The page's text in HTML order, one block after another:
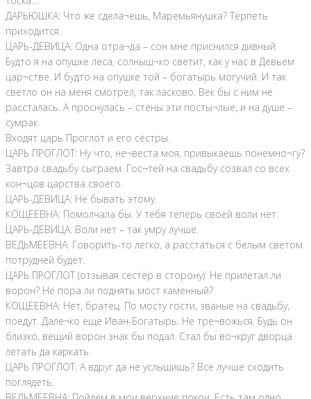
ДАРЬЮШКА: Что же сдела¬ешь, Маремьянушка? Терпеть
приходится.
ЦАРЬ-ДЕВИЦА: Одна отра¬да – сон мне приснился дивный.
Будто я на опушке леса, солныш¬ко светит, как у нас в Девьем
цар¬стве. И будто на опушке той – богатырь могучий. И так
светло он на меня смотрел, так ласково. Век бы с ним не
рассталась. А проснулась – стены эти посты¬лые, и на душе –
сумрак.
Входят царь Проглот и его сёстры.
ЦАРЬ ПРОГЛОТ: Ну что, не¬веста моя, привыкаешь понемно¬гу?
Завтра свадьбу сыграем. Гос¬тей на свадьбу созвал со всех
кон¬цов царства своего.
ЦАРЬ-ДЕВИЦА: Не бывать этому.
КОЩЕЕВНА: Помолчала бы. У тебя теперь своей воли нет.
ЦАРЬ-ДЕВИЦА: Воли нет – так умру лучше.
ВЕДЬМЕЕВНА: Говорить-то легко, а расстаться с белым светом
потрудней будет.
ЦАРЬ ПРОГЛОТ (отзывая сестёр в сторону): Не прилетал ли
ворон? Не пора ли поднять мост каменный?
КОЩЕЕВНА: Нет, братец. По мосту гости, званые на свадьбу,
поедут. Дале¬ко еще Иван-Богатырь. Не тре¬вожься. Будь он
близко, вещий ворон знак бы подал. Стал бы во¬круг дворца
летать да каркать.
ЦАРЬ ПРОГЛОТ: А вдруг да не услышишь? Всё лучше сходить
поглядеть.